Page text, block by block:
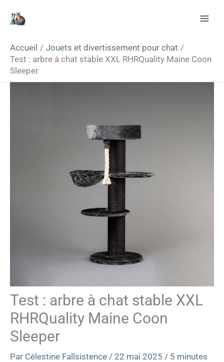
Accueil
Jouets et divertissement pour chat
Test : arbre à chat stable XXL RHRQuality Maine Coon
Sleeper
Test : arbre à chat stable XXL
RHRQuality Maine Coon
Sleeper
Par Célestine Fallsistence / 22 mai 2025 / 5 minutes